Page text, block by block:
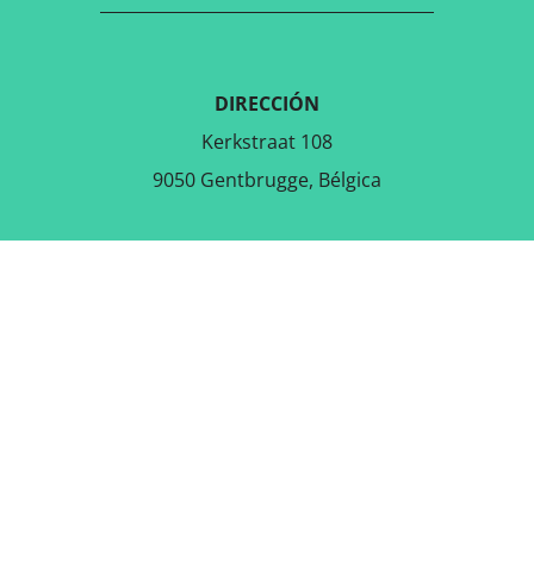
DIRECCIÓN
Kerkstraat 108
9050 Gentbrugge, Bélgica